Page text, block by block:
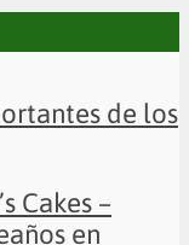
de los
Cakes –
en